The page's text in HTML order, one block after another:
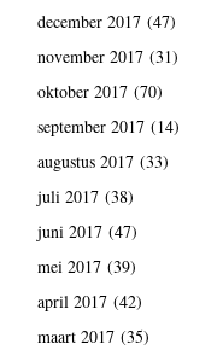
december 2017(47)
november 2017(31)
oktober 2017(70)
september 2017(14)
augustus 2017(33)
juli 2017(38)
juni 2017(47)
mei 2017(39)
april 2017(42)
maart 2017(35)